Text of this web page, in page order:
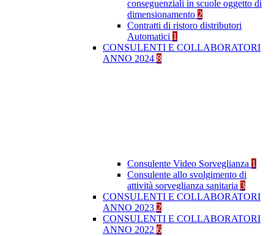
conseguenziali in scuole oggetto di
dimensionamento 2
Contratti di ristoro distributori
Automatici 1
CONSULENTI E COLLABORATORI
ANNO 2024 8
Consulente Video Sorveglianza 1
Consulente allo svolgimento di
attività sorveglianza sanitaria 3
CONSULENTI E COLLABORATORI
ANNO 2023 2
CONSULENTI E COLLABORATORI
ANNO 2022 6